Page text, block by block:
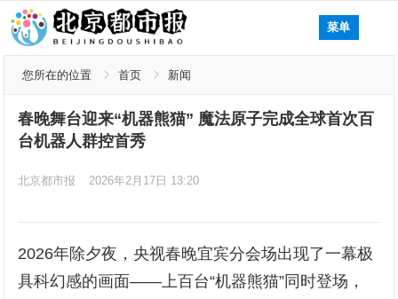
菜单
您所在的位置 首页 新闻
春晚舞台迎来“机器熊猫” 魔法原子完成全球首次百
台机器人群控首秀
北京都市报 2026年2月17日 13:20
2026年除夕夜，央视春晚宜宾分会场出现了一幕极
具科幻感的画面——上百台“机器熊猫”同时登场，